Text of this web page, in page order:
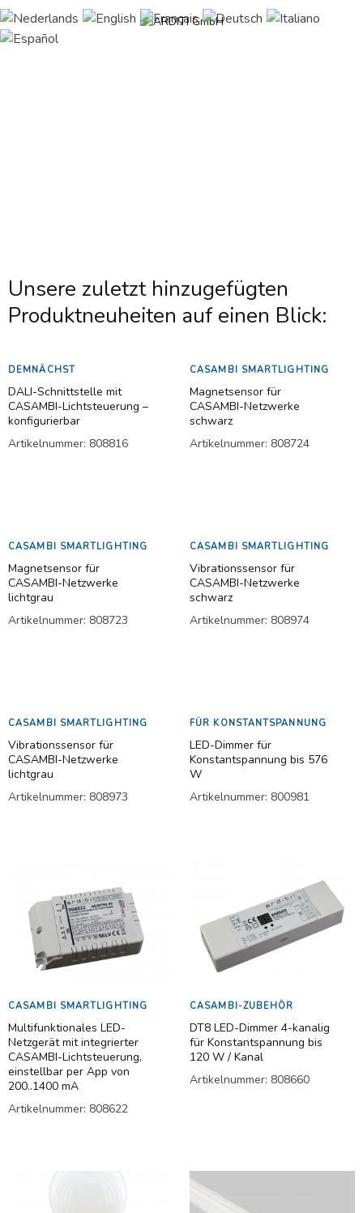
Unsere zuletzt hinzugefügten
Produktneuheiten auf einen Blick:
DEMNÄCHST
DALI-Schnittstelle mit
CASAMBI-Lichtsteuerung –
konfigurierbar
Artikelnummer: 808816
CASAMBI SMARTLIGHTING
Magnetsensor für
CASAMBI-Netzwerke
schwarz
Artikelnummer: 808724
CASAMBI SMARTLIGHTING
Magnetsensor für
CASAMBI-Netzwerke
lichtgrau
Artikelnummer: 808723
CASAMBI SMARTLIGHTING
Vibrationssensor für
CASAMBI-Netzwerke
schwarz
Artikelnummer: 808974
CASAMBI SMARTLIGHTING
Vibrationssensor für
CASAMBI-Netzwerke
lichtgrau
Artikelnummer: 808973
FÜR KONSTANTSPANNUNG
LED-Dimmer für
Konstantspannung bis 576
W
Artikelnummer: 800981
CASAMBI SMARTLIGHTING
Multifunktionales LED-
Netzgerät mit integrierter
CASAMBI-Lichtsteuerung,
einstellbar per App von
200..1400 mA
Artikelnummer: 808622
CASAMBI-ZUBEHÖR
DT8 LED-Dimmer 4-kanalig
für Konstantspannung bis
120 W / Kanal
Artikelnummer: 808660